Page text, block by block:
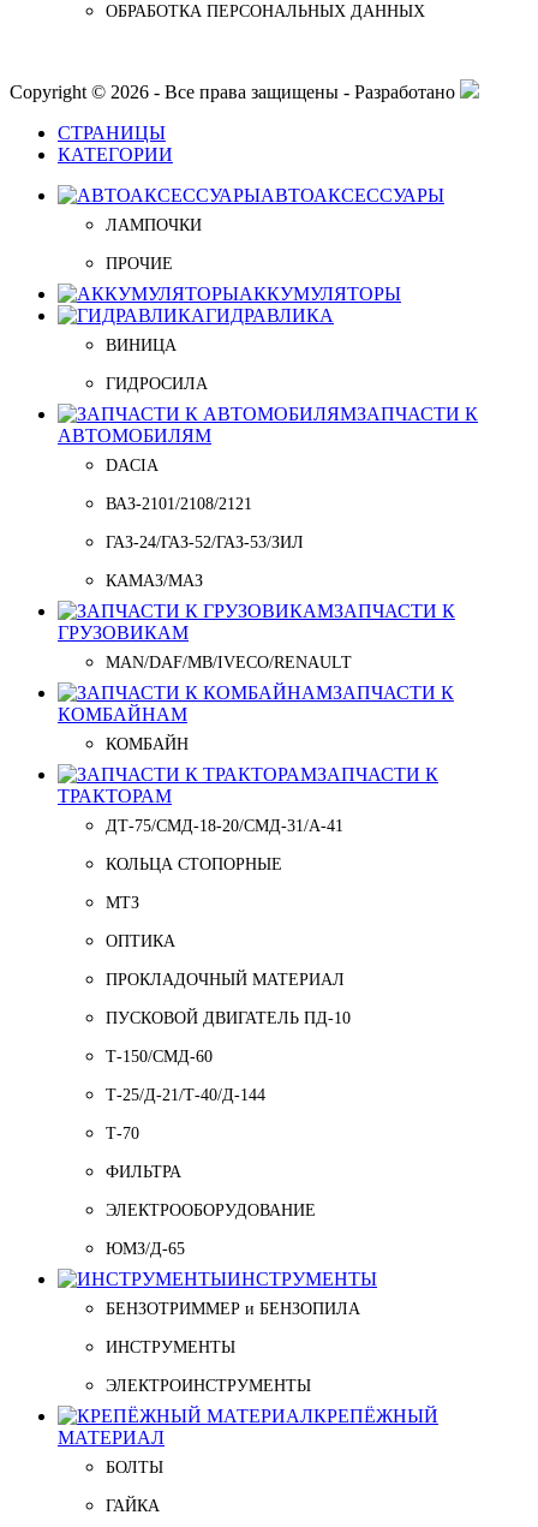
ОБРАБОТКА ПЕРСОНАЛЬНЫХ ДАННЫХ
Copyright © 2026 - Все права защищены - Разработано
СТРАНИЦЫ
КАТЕГОРИИ
АВТОАКСЕССУАРЫ
ЛАМПОЧКИ
ПРОЧИЕ
АККУМУЛЯТОРЫ
ГИДРАВЛИКА
ВИНИЦА
ГИДРОСИЛА
ЗАПЧАСТИ К
АВТОМОБИЛЯМ
DACIA
ВАЗ-2101/2108/2121
ГАЗ-24/ГАЗ-52/ГАЗ-53/ЗИЛ
КАМАЗ/МАЗ
ЗАПЧАСТИ К
ГРУЗОВИКАМ
MAN/DAF/MB/IVECO/RENAULT
ЗАПЧАСТИ К
КОМБАЙНАМ
КОМБАЙН
ЗАПЧАСТИ К
ТРАКТОРАМ
ДТ-75/СМД-18-20/СМД-31/A-41
КОЛЬЦА СТОПОРНЫЕ
МТЗ
ОПТИКА
ПРОКЛАДОЧНЫЙ МАТЕРИАЛ
ПУСКОВОЙ ДВИГАТЕЛЬ ПД-10
Т-150/СМД-60
Т-25/Д-21/Т-40/Д-144
Т-70
ФИЛЬТРА
ЭЛЕКТРООБОРУДОВАНИЕ
ЮМЗ/Д-65
ИНСТРУМЕНТЫ
БЕНЗОТРИММЕР и БЕНЗОПИЛА
ИНСТРУМЕНТЫ
ЭЛЕКТРОИНСТРУМЕНТЫ
КРЕПЁЖНЫЙ
МАТЕРИАЛ
БОЛТЫ
ГАЙКА